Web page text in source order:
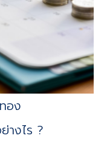
อง
างไร ?